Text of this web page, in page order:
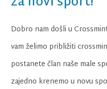
Dobro nam došli u
vam želimo približiti
postanete član naše male
zajedno krenemo u novu